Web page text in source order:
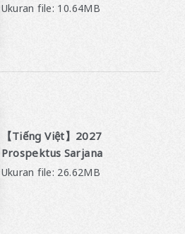
Ukuran file: 10.64MB
【Tiếng Việt】2027
Prospektus Sarjana
Ukuran file: 26.62MB